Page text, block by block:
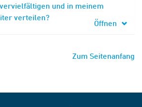
und in meinem
verteilen?
Öffnen
Zum Seitenanfang